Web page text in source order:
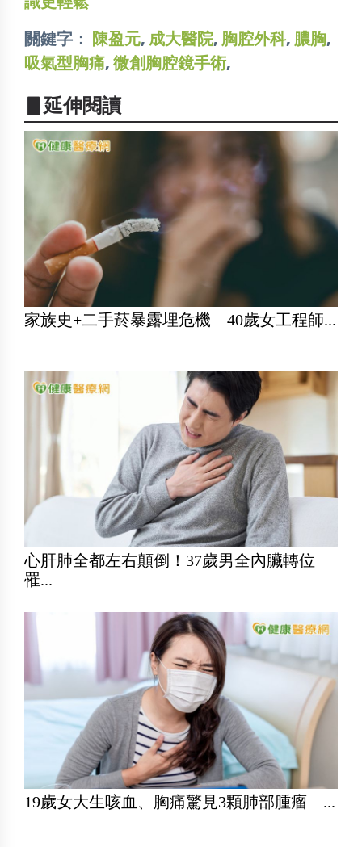
關鍵字：
陳盈元, 成大醫院, 胸腔外科, 膿胸,
吸氣型胸痛, 微創胸腔鏡手術,
▋延伸閱讀
家族史+二手菸暴露埋危機 40歲女工程師...
心肝肺全都左右顛倒！37歲男全內臟轉位
罹...
19歲女大生咳血、胸痛驚見3顆肺部腫瘤 ...